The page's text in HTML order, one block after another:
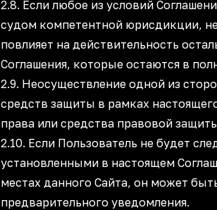
2.8. Если любое из условий
судом компетентной юрисдикции,
повлияет на действительность
Соглашения, которые остаются в
2.9. Неосуществление одной из
средств защиты в рамках
права или средства правовой
2.10. Если Пользователь не будет
установленными в настоящем
местах данного Сайта, он может
предварительного уведомления.